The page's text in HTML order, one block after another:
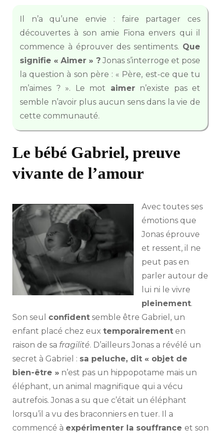
Il n’a qu’une envie : faire partager ces
découvertes à son amie Fiona envers qui il
commence à éprouver des sentiments. Que
signifie « Aimer » ?Jonas s’interroge et pose
la question à son père : « Père, est-ce que tu
m’aimes ? ». Le mot aimern’existe pas et
semble n’avoir plus aucun sens dans la vie de
cette communauté.
Le bébé Gabriel, preuve
vivante de l’amour
Avec toutes ses
émotions que
Jonas éprouve
et ressent, il ne
peut pas en
parler autour de
lui ni le vivre
pleinement.
Son seul confident semble être Gabriel, un
enfant placé chez eux temporairement en
raison de sa fragilité. D’ailleurs Jonas a révélé un
secret à Gabriel : sa peluche, dit « objet de
bien-être » n’est pas un hippopotame mais un
éléphant, un animal magnifique qui a vécu
autrefois. Jonas a su que c’était un éléphant
lorsqu’il a vu des braconniers en tuer. Il a
commencé à expérimenter la souffrance et son